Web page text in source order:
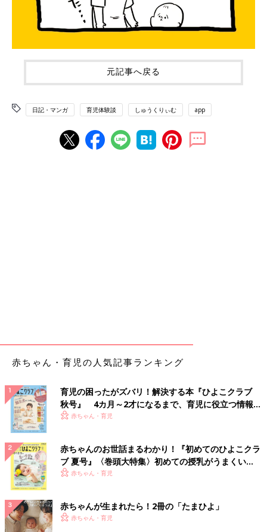
元記事へ戻る
日記・マンガ 育児体験談 しゅうくりぃむ app
赤ちゃん・育児の人気記事ランキング
育児の困ったがズバリ！解決する本『ひよこクラブ
秋号』 4カ月～2才になるまで、育児に役立つ情報が
いっぱい！
赤ちゃん・育児
赤ちゃんのお世話まるわかり！『初めてのひよこクラ
ブ 夏号』〈巻頭大特集〉初めての授乳がうまくい
く！ おっぱい・ミルクの基本と夏のトラブル 解決テ
赤ちゃん・育児
赤ちゃんが生まれたら！2冊の「たまひよ」
赤ちゃん・育児